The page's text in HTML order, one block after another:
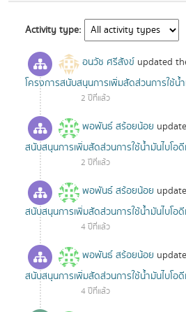
Activity type
อนวัช ศรีสังข์ updated
โครงการสนับสนุนการเพิ่มสัดส่วนการใช้น้
2 ปีที่แล้ว
พอพันธ์ สร้อยน้อย
สนับสนุนการเพิ่มสัดส่วนการใช้น้ำมันไบโอดี
2 ปีที่แล้ว
พอพันธ์ สร้อยน้อย
สนับสนุนการเพิ่มสัดส่วนการใช้น้ำมันไบโอดี
4 ปีที่แล้ว
พอพันธ์ สร้อยน้อย
สนับสนุนการเพิ่มสัดส่วนการใช้น้ำมันไบโอดี
4 ปีที่แล้ว